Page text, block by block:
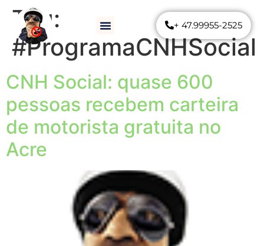
+ 47.99955-2525
Tag:
#ProgramaCNHSocial
CNH Social: quase 600
pessoas recebem carteira
de motorista gratuita no
Acre